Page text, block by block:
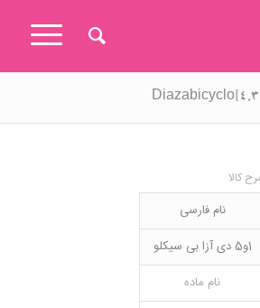
کالا
نام فارسی
1و5 دی آزا بی سیکلو
نام ماده